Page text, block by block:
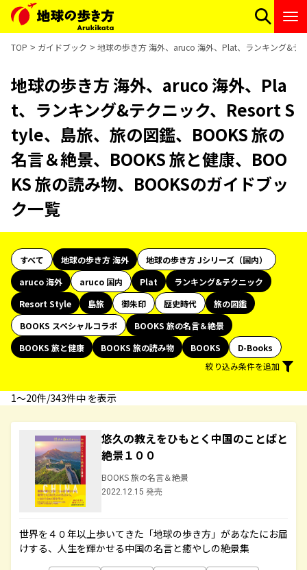
TOP ガイドブック 地球の歩き方 海外、aruco 海外、Plat、ランキング&テ
地球の歩き方 海外、aruco 海外、Pla
t、ランキング&テクニック、Resort S
tyle、島旅、旅の図鑑、BOOKS 旅の
名言＆絶景、BOOKS 旅と健康、BOO
KS 旅の読み物、BOOKSのガイドブッ
ク一覧
すべて 地球の歩き方 海外
地球の歩き方 Jシリーズ（国内）
aruco 海外
aruco 国内 Plat
ランキング&テクニック
Resort Style
島旅 御朱印 歴史時代
旅の図鑑
BOOKS スペシャルコラボ
BOOKS 旅の名言＆絶景
BOOKS 旅と健康
BOOKS 旅の読み物 BOOKS
D-Books
絞り込み条件を追加
1〜20件/343件中 を表示
悠久の教えをひもとく中国のことばと
絶景１００
BOOKS 旅の名言＆絶景
2022.12.15 発売
世界を４０年以上歩いてきた「地球の歩き方」があなたにお届
けする、人生を輝かせる中国の名言と癒やしの絶景集